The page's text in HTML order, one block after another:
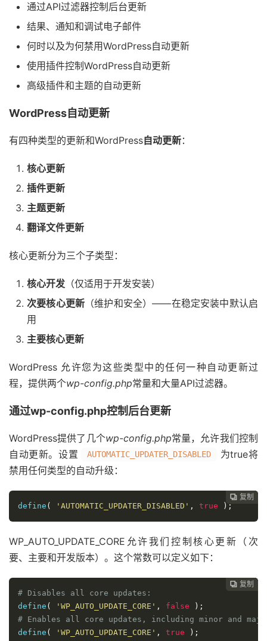
通过API过滤器控制后台更新
结果、通知和调试电子邮件
何时以及为何禁用WordPress自动更新
使用插件控制WordPress自动更新
高级插件和主题的自动更新
WordPress自动更新
有四种类型的更新和WordPress自动更新：
核心更新
插件更新
主题更新
翻译文件更新
核心更新分为三个子类型：
核心开发 （仅适用于开发安装）
次要核心更新 （维护和安全）——在稳定安装中默认启
用
主要核心更新
WordPress 允许您为这些类型中的任何一种自动更新过
程，提供两个wp-config.php常量和大量API过滤器。
通过wp-config.php控制后台更新
WordPress提供了几个wp-config.php常量，允许我们控制
自动更新。设置
AUTOMATIC_UPDATER_DISABLED
为true将
禁用任何类型的自动升级：
 复制
 复制
 复制
 复制
 复制
 复制
 复制
 复制
 复制
 复制
 复制
 复制
 复制
 复制
define ( 'AUTOMATIC_UPDATER_DISABLED' , true );
WP_AUTO_UPDATE_CORE允许我们控制核心更新（次
要、主要和开发版本）。这个常数可以定义如下：
 复制
 复制
 复制
 复制
 复制
 复制
 复制
 复制
 复制
 复制
 复制
 复制
 复制
# Disables all core updates:
define ( 'WP_AUTO_UPDATE_CORE' , false
);
# Enables all core updates, including minor and
define ( 'WP_AUTO_UPDATE_CORE' , true
);